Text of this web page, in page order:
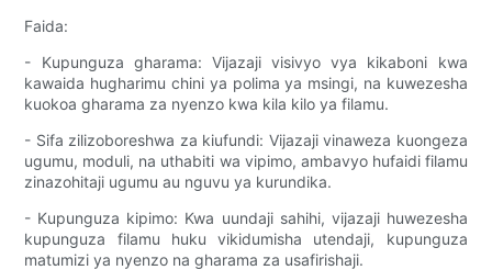
Faida:
- Kupunguza gharama: Vijazaji visivyo vya kikaboni kwa
kawaida hugharimu chini ya polima ya msingi, na kuwezesha
kuokoa gharama za nyenzo kwa kila kilo ya filamu.
- Sifa zilizoboreshwa za kiufundi: Vijazaji vinaweza kuongeza
ugumu, moduli, na uthabiti wa vipimo, ambavyo hufaidi filamu
zinazohitaji ugumu au nguvu ya kurundika.
- Kupunguza kipimo: Kwa uundaji sahihi, vijazaji huwezesha
kupunguza filamu huku vikidumisha utendaji, kupunguza
matumizi ya nyenzo na gharama za usafirishaji.